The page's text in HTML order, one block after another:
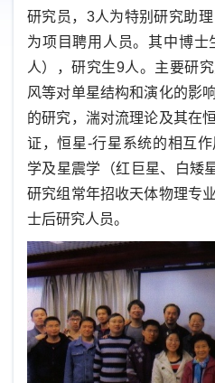
研究员，3人为特别研究助
为项目聘用人员。其中博
人），研究生9人。主要研
风等对单星结构和演化的影
的研究，湍对流理论及其在
证，恒星-行星系统的相互
学及星震学（红巨星、白矮
研究组常年招收天体物理专
士后研究人员。